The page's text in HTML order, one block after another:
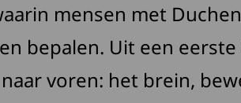
mensen met
bepalen. Uit een
voren: het brein,